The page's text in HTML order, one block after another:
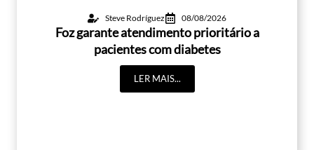
Steve Rodríguez 08/08/2026
Foz garante atendimento prioritário a
pacientes com diabetes
LER MAIS...